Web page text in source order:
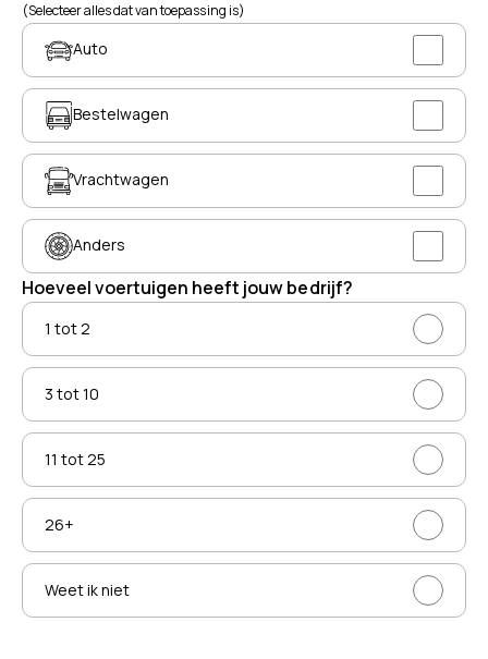
(Selecteer alles dat van toepassing is)
Auto
Bestelwagen
Vrachtwagen
Anders
Hoeveel voertuigen heeft jouw bedrijf?
1 tot 2
3 tot 10
11 tot 25
26+
Weet ik niet